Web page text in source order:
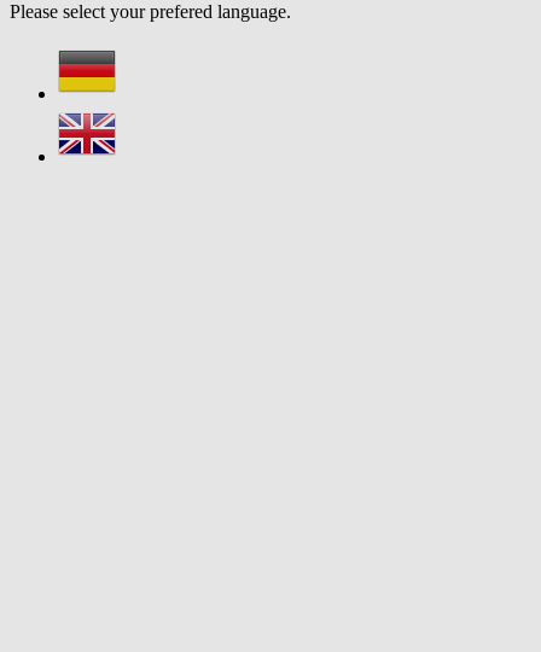
Please select your prefered language.